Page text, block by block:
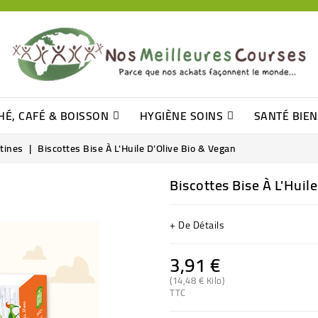
CAFÉ & BOISSON HYGIÈNE SOINS SANTÉ
Biscottes Bise À L'Huile D'Olive Bio & Vegan
Biscottes Bise À
+ De Détails
3,91 €
(14,48 € Kilo)
TTC